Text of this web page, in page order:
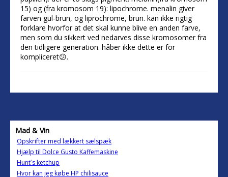
15) og (fra kromosom 19): lipochrome. menalin giver
farven gul-brun, og liprochrome, brun. kan ikke rigtig
forklare hvorfor at det skal kunne blive en anden farve,
men som du sikkert ved nedarves disse kromosomer fra
den tidligere generation. håber ikke dette er for
kompliceret😕.
Mad & Vin
Opskrifter med lækkert sælspæk
Hjælp til Dolce Gusto Kaffemaskine
Hunt´s ketchup
Hvor kan jeg købe HP chilisauce